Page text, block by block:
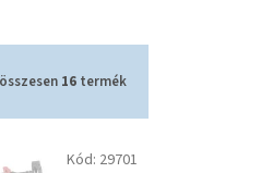
összesen 16 termék
Kód: 29701